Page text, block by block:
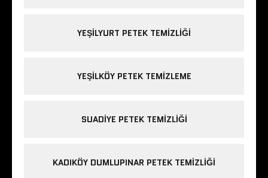
YEŞILYURT PETEK TEMIZLIĞI
YEŞILKÖY PETEK TEMIZLEME
SUADIYE PETEK TEMIZLIĞI
KADIKÖY DUMLUPINAR PETEK TEMIZLIĞI